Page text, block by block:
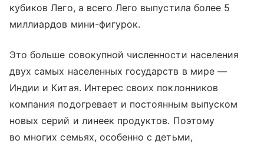
кубиков Лего, а всего Лего выпустила более 5
миллиардов мини-фигурок.
Это больше совокупной численности населения
двух самых населенных государств в мире —
Индии и Китая. Интерес своих поклонников
компания подогревает и постоянным выпуском
новых серий и линеек продуктов. Поэтому
во многих семьях, особенно с детьми,